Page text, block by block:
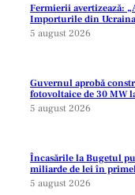
Fermierii avertizează:
Importurile din
5 august 2026
Guvernul aprobă
fotovoltaice de 30 MW
5 august 2026
Încasările la Bugetul
miliarde de lei în
5 august 2026